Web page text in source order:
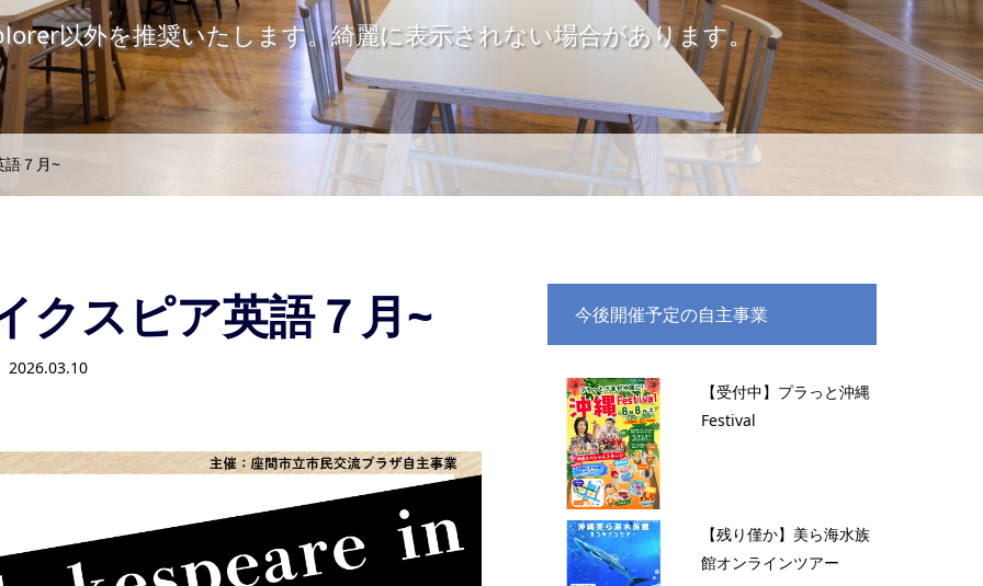
以外を推奨いたします。綺麗に表示されない場合があります。
語７月~
クスピア英語７月~
2026.03.10
今後開催予定の自主事業
【受付中】プラっと沖縄
Festival
【残り僅か】美ら海水族
館オンラインツアー